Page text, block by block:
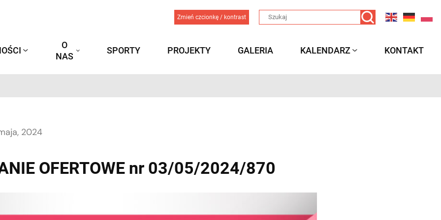
Zmień czcionkę / kontrast
O
NAS
SPORTY PROJEKTY GALERIA KALENDARZ KONTAKT
2024
OFERTOWE nr 03/05/2024/870